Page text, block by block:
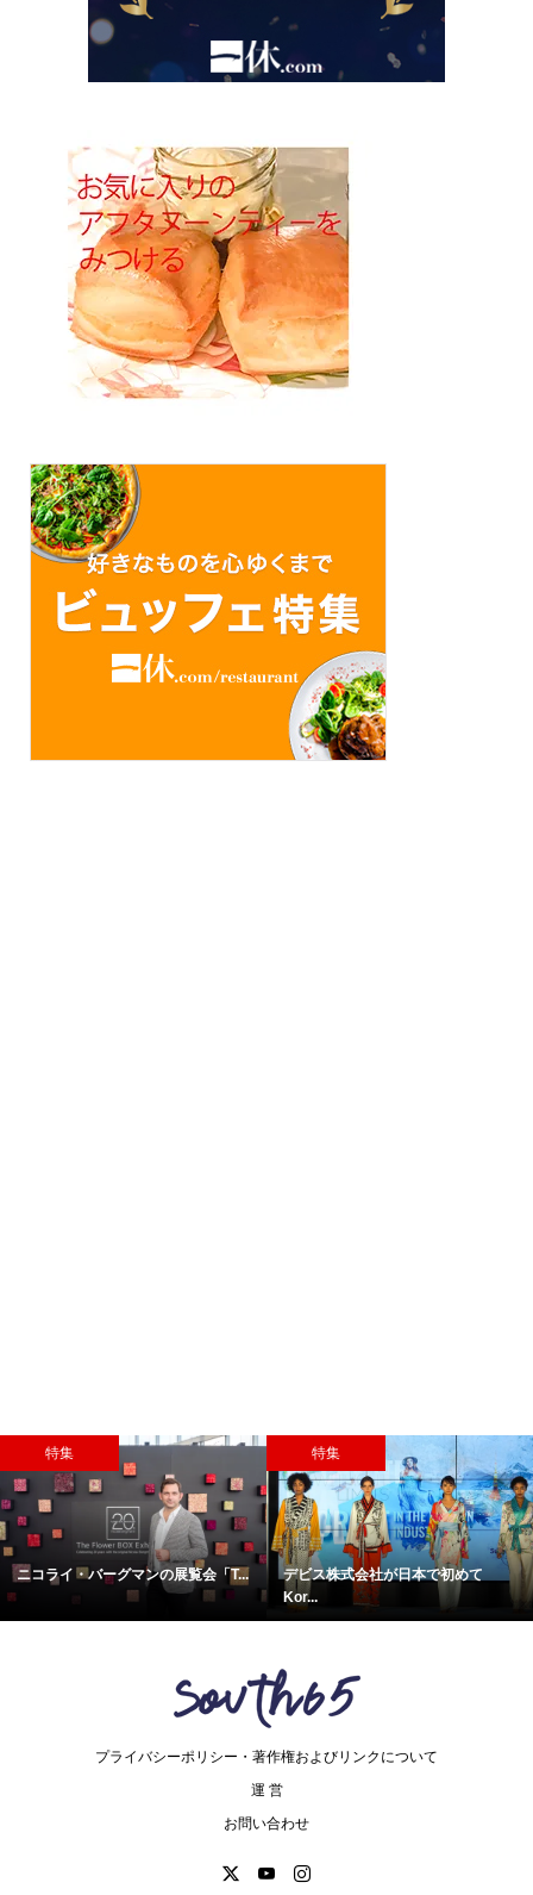
特集
ニコライ・バーグマンの展覧会「T...
特集
デビス株式会社が日本で初めて
Kor...
プライバシーポリシー・著作権およびリンクについて
運 営
お問い合わせ